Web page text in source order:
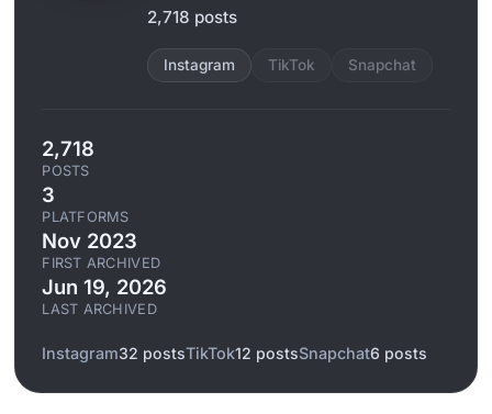
2,718 posts
Instagram TikTok Snapchat
2,718
POSTS
3
PLATFORMS
Nov 2023
FIRST ARCHIVED
Jun 19, 2026
LAST ARCHIVED
Instagram32 postsTikTok12 postsSnapchat6 posts